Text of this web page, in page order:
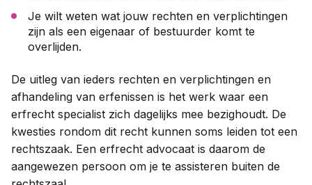
Je wilt weten wat jouw rechten en verplichtingen
zijn als een eigenaar of bestuurder komt te
overlijden.
De uitleg van ieders rechten en verplichtingen en
afhandeling van erfenissen is het werk waar een
erfrecht specialist zich dagelijks mee bezighoudt. De
kwesties rondom dit recht kunnen soms leiden tot een
rechtszaak. Een erfrecht advocaat is daarom de
aangewezen persoon om je te assisteren buiten de